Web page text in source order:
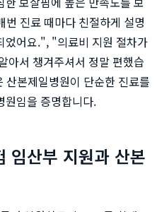
진료 때마다 친절하게 설명
었어요.", "의료비 지원 절차가
아서 챙겨주셔서 정말 편했습
본제일병원이 단순한 진료를
원임을 증명합니다.
임산부 지원과 산본